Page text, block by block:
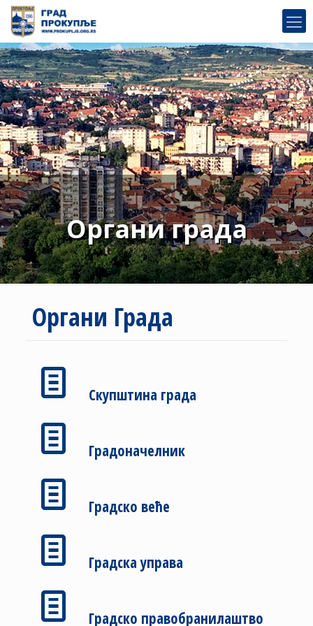
Органи града
Органи Града
Скупштина града
Градоначелник
Градско веће
Градска управа
Градско правобранилаштво